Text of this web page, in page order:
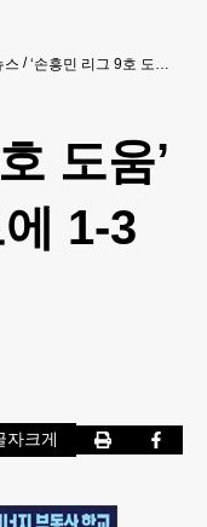
스 ‘손흥민 리그 9호 도움’ 토트넘, 셰필드에 1-3 완패
도움’
1-3
자크게